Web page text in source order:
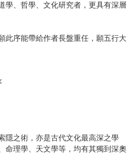
學、哲學、文化研究者，更具有深層
此序能帶給作者長盤重任，願五行大
隱之術，亦是古代文化最高深之學
命理學、天文學等，均有其獨到深奧